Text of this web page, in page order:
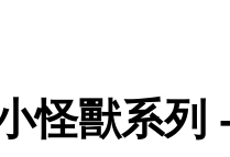
怪獸系列